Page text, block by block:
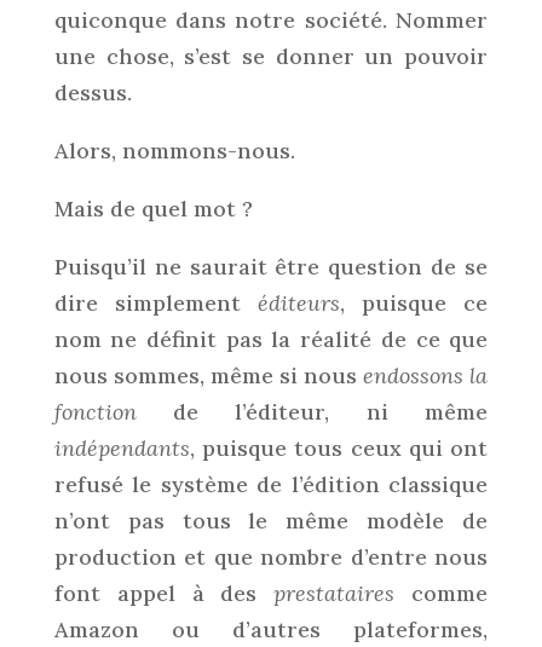
quiconque dans notre société. Nommer
une chose, s’est se donner un pouvoir
dessus.
Alors, nommons-nous.
Mais de quel mot ?
Puisqu’il ne saurait être question de se
dire simplement éditeurs, puisque ce
nom ne définit pas la réalité de ce que
nous sommes, même si nousendossons la
fonctionde l’éditeur, ni même
indépendants, puisque tous ceux qui ont
refusé le système de l’édition classique
n’ont pas tous le même modèle de
production et que nombre d’entre nous
font appel à desprestataires comme
Amazon ou d’autres plateformes,